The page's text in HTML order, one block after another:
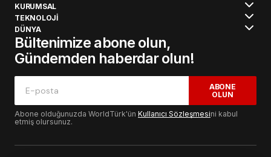
KURUMSAL
TEKNOLOJİ
DÜNYA
Bültenimize abone olun,
Gündemden haberdar olun!
ABONE
OLUN
Abone olduğunuzda WorldTürk'ün Kullanıcı Sözleşmesini kabul
etmiş olursunuz.